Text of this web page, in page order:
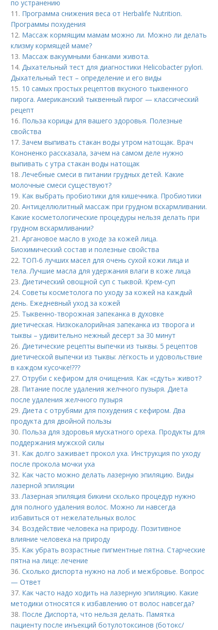
по устранению
11. Программа снижения веса от Herbalife Nutrition.
Программы похудения
12. Массаж кормящим мамам можно ли. Можно ли делать
клизму кормящей маме?
13. Массаж вакуумными банками живота.
14.Дыхательный тест для диагностики Helicobacter pylori.
Дыхательный тест – определение и его виды
15. 10 самых простых рецептов вкусного тыквенного
пирога. Американский тыквенный пирог — классический
рецепт
16. Польза корицы для вашего здоровья. Полезные
свойства
17.Зачем выпивать стакан воды утром натощак. Врач
Кононенко рассказала, зачем на самом деле нужно
выпивать с утра стакан воды натощак
18.Лечебные смеси в питании грудных детей. Какие
молочные смеси существуют?
19. Как выбрать пробиотики для кишечника. Пробиотики
20.Антицеллюлитный массаж при грудном вскармливании.
Какие косметологические процедуры нельзя делать при
грудном вскармливании?
21.Аргановое масло в уходе за кожей лица.
Биохимический состав и полезные свойства
22. ТОП-6 лучших масел для очень сухой кожи лица и
тела. Лучшие масла для удержания влаги в коже лица
23.Диетический овощной суп с тыквой. Крем-суп
24.Советы косметолога по уходу за кожей на каждый
день. Ежедневный уход за кожей
25. Тыквенно-творожная запеканка в духовке
диетическая. Низкокалорийная запеканка из творога и
тыквы – удивительно нежный десерт за 30 минут
26.Диетические рецепты выпечки из тыквы. 5 рецептов
диетической выпечки из тыквы: лёгкость и удовольствие
в каждом кусочке!???
27.Отруби с кефиром для очищения. Как «сдуть» живот?
28. Питание после удаления желчного пузыря. Диета
после удаления желчного пузыря
29.Диета с отрубями для похудения с кефиром. Два
продукта для двойной пользы
30. Польза для здоровья мускатного ореха. Продукты для
поддержания мужской силы
31. Как долго заживает прокол уха. Инструкция по уходу
после прокола мочки уха
32. Как часто можно делать лазерную эпиляцию. Виды
лазерной эпиляции
33.Лазерная эпиляция бикини сколько процедур нужно
для полного удаления волос. Можно ли навсегда
избавиться от нежелательных волос
34. Воздействие человека на природу. Позитивное
влияние человека на природу
35. Как убрать возрастные пигментные пятна. Старческие
пятна на лице: лечение
36.Сколько диспорта нужно на лоб и межбровье. Вопрос
— Ответ
37. Как часто надо ходить на лазерную эпиляцию. Какие
методики относятся к избавлению от волос навсегда?
38. После Диспорта, что нельзя делать. Памятка
пациенту после инъекций ботулотоксинов (ботокс/